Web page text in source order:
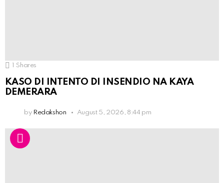
Shares
KASO DI INTENTO DI INSENDIO NA KAYA
DEMERARA
by Redakshon August 5, 2026, 8:44 pm